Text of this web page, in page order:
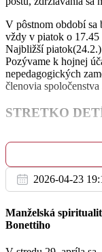
17:00
18:30
+
rodinu
06:30
Za
vnuka
18:30
+
V pôstnom období
vždy v piatok o
Najbližší
Pozývame k hojnej
nepedagogických
členovia spoločenstva
STRETKO
FARSKÁ
17.-24.2 2023 farská
2026-04-23
Manželská
Bonettiho